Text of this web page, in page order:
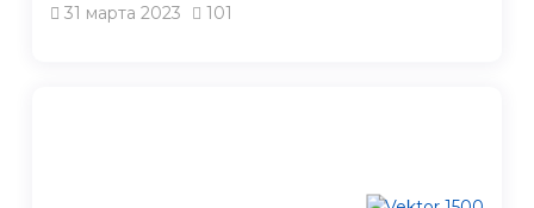
31 марта 2023
101